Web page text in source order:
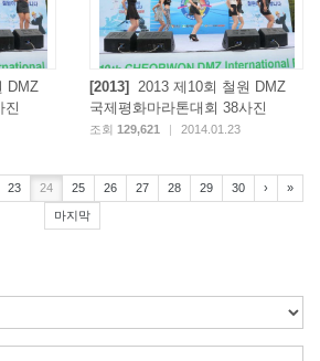
DMZ
진
[2013]
2013 제10회 철원 DMZ
국제평화마라톤대회 38사진
조회 129,621 2014.01.23
23 24 25 26 27 28 29 30 › »
마지막
색
조